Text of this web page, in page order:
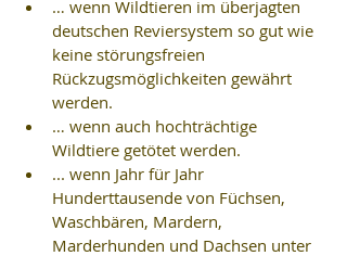
… wenn Wildtieren im überjagten
deutschen Reviersystem so gut wie
keine störungsfreien
Rückzugsmöglichkeiten gewährt
werden.
… wenn auch hochträchtige
Wildtiere getötet werden.
... wenn Jahr für Jahr
Hunderttausende von Füchsen,
Waschbären, Mardern,
Marderhunden und Dachsen unter